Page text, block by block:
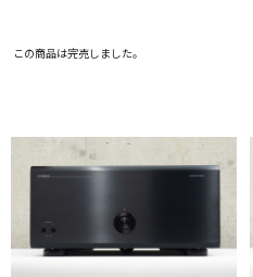
この商品は完売しました。